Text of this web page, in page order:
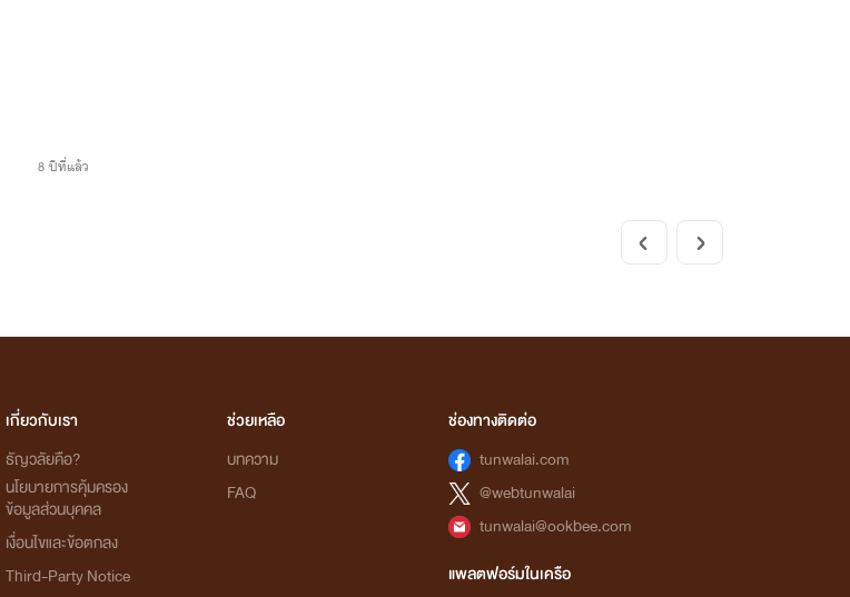
8 ปีที่แล้ว
เกี่ยวกับเรา
ธัญวลัยคือ?
นโยบายการคุ้มครอง
ข้อมูลส่วนบุคคล
เงื่อนไขและข้อตกลง
Third-Party Notice
ช่วยเหลือ
บทความ
FAQ
ช่องทางติดต่อ
tunwalai.com
@webtunwalai
tunwalai@ookbee.com
แพลตฟอร์มในเครือ